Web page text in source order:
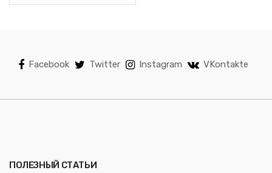
Facebook Twitter Instagram VKontakte
ПОЛЕЗНЫЙ СТАТЬИ